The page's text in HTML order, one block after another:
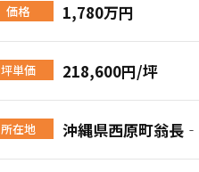
価格 1,780万円
坪単価 218,600円/坪
所在地 沖縄県西原町翁長